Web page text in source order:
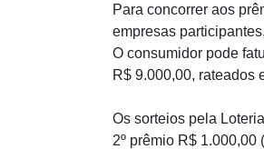
Para concorrer aos
empresas
O consumidor pode
R$ 9.000,00, rateados
Os sorteios pela
2º prêmio R$ 1.000,00